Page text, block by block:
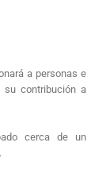
a personas e
su contribución a
cerca de un